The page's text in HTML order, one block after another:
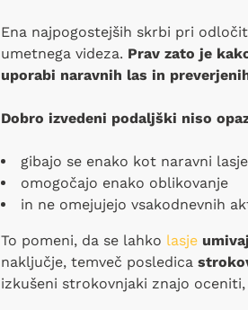
Ena najpogostejših skrbi pri
umetnega videza. Prav zato je
uporabi naravnih las in
Dobro izvedeni podaljški niso
gibajo se enako kot naravni
omogočajo enako oblikovanje
in ne omejujejo vsakodnevnih
To pomeni, da se lahko lasje
naključje, temveč posledica
izkušeni strokovnjaki znajo